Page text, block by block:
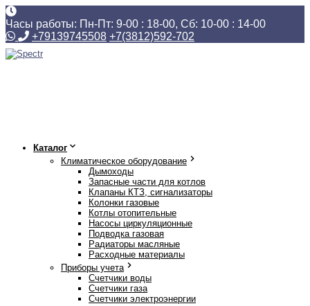
Часы работы: Пн-Пт: 9-00 : 18-00, Сб: 10-00 : 14-00
+79139745508 +7(3812)592-702
Каталог
Климатическое оборудование
Дымоходы
Запасные части для котлов
Клапаны КТЗ, сигнализаторы
Колонки газовые
Котлы отопительные
Насосы циркуляционные
Подводка газовая
Радиаторы масляные
Расходные материалы
Приборы учета
Счетчики воды
Счетчики газа
Счетчики электроэнергии